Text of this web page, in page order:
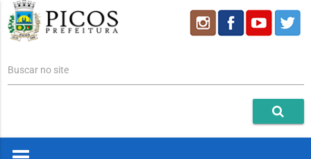
Buscar no site